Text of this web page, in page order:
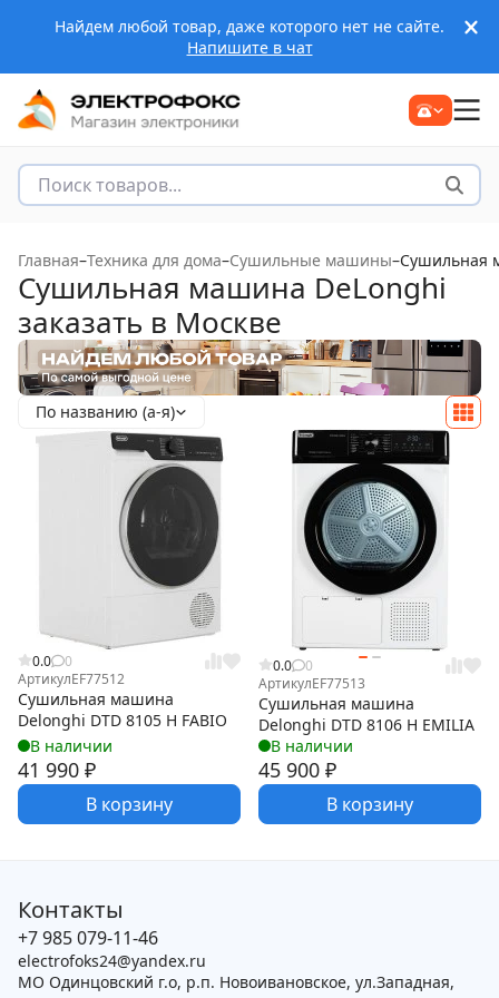
Найдем любой товар, даже которого нет не сайте.
Напишите в чат
Главная–Техника для дома–Сушильные машины–Сушильная
Сушильная машина DeLonghi
заказать в Москве
По названию (а-я)
0.0
0
АртикулEF77512
Сушильная машина
Delonghi DTD 8105 Н FABIO
В наличии
41 990 ₽
В корзину
0.0
0
АртикулEF77513
Сушильная машина
Delonghi DTD 8106 H EMILIA
В наличии
45 900 ₽
В корзину
Контакты
+7 985 079-11-46
electrofoks24@yandex.ru
МО Одинцовский г.о, р.п. Новоивановское, ул.Западная,